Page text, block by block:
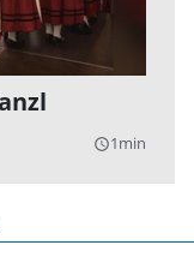
query_builder1min